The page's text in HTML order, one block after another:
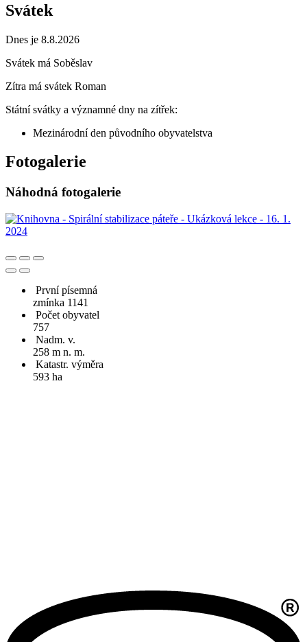
Svátek
Dnes je 8.8.2026
Svátek má Soběslav
Zítra má svátek Roman
Státní svátky a významné dny na zítřek:
Mezinárodní den původního obyvatelstva
Fotogalerie
Náhodná fotogalerie
První písemná
zmínka 1141
Počet obyvatel
757
Nadm. v.
258 m n. m.
Katastr. výměra
593 ha